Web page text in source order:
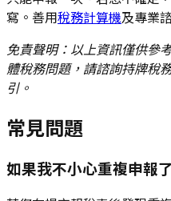
寫。善用稅務計算機及專業
免責聲明：以上資訊僅供參
體稅務問題，請諮詢持牌稅
引。
常見問題
如果我不小心重複申報